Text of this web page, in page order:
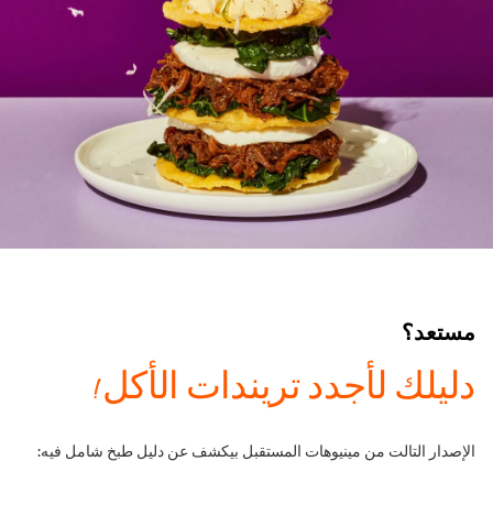
مستعد؟
دليلك لأجدد تريندات الأكل!
الإصدار التالت من مينيوهات المستقبل بيكشف عن دليل طبخ شامل فيه: